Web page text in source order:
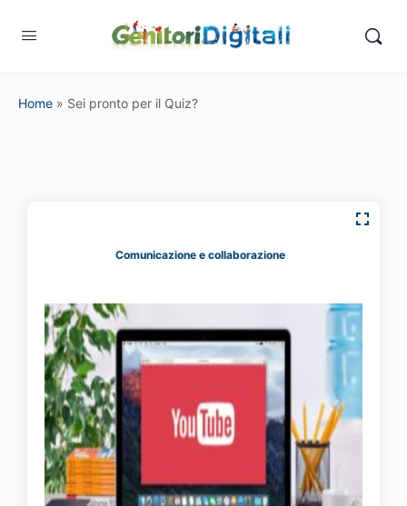
Home » Sei pronto per il Quiz?
Comunicazione e collaborazione